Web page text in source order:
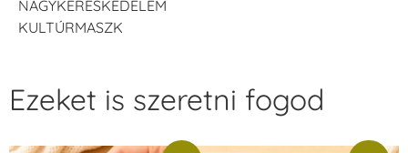
NAGYKERESKEDELEM
KULTÚRMASZK
Ezeket is szeretni fogod